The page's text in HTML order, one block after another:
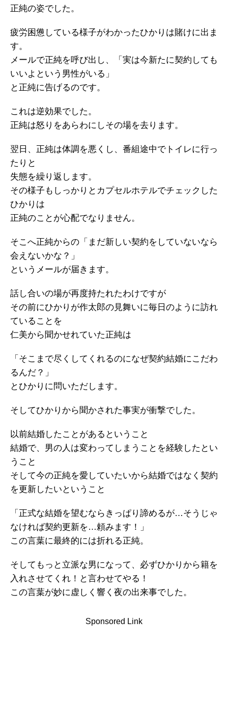
正純の姿でした。
疲労困憊している様子がわかったひかりは賭けに出ま
す。
メールで正純を呼び出し、「実は今新たに契約しても
いいよという男性がいる」
と正純に告げるのです。
これは逆効果でした。
正純は怒りをあらわにしその場を去ります。
翌日、正純は体調を悪くし、番組途中でトイレに行っ
たりと
失態を繰り返します。
その様子もしっかりとカプセルホテルでチェックした
ひかりは
正純のことが心配でなりません。
そこへ正純からの「まだ新しい契約をしていないなら
会えないかな？」
というメールが届きます。
話し合いの場が再度持たれたわけですが
その前にひかりが作太郎の見舞いに毎日のように訪れ
ていることを
仁美から聞かせれていた正純は
「そこまで尽くしてくれるのになぜ契約結婚にこだわ
るんだ？」
とひかりに問いただします。
そしてひかりから聞かされた事実が衝撃でした。
以前結婚したことがあるということ
結婚で、男の人は変わってしまうことを経験したとい
うこと
そして今の正純を愛していたいから結婚ではなく契約
を更新したいということ
「正式な結婚を望むならきっぱり諦めるが…そうじゃ
なければ契約更新を…頼みます！」
この言葉に最終的には折れる正純。
そしてもっと立派な男になって、必ずひかりから籍を
入れさせてくれ！と言わせてやる！
この言葉が妙に虚しく響く夜の出来事でした。
Sponsored Link